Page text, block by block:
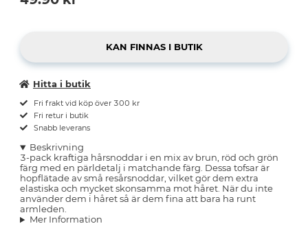
Hitta i butik
Fri frakt vid köp över 300 kr
Fri retur i butik
Snabb leverans
Beskrivning
3-pack kraftiga hårsnoddar i en mix av brun, röd och grön
färg med en pärldetalj i matchande färg. Dessa tofsar är
hopflätade av små resårsnoddar, vilket gör dem extra
elastiska och mycket skonsamma mot håret. När du inte
använder dem i håret så är dem fina att bara ha runt
armleden.
Mer Information